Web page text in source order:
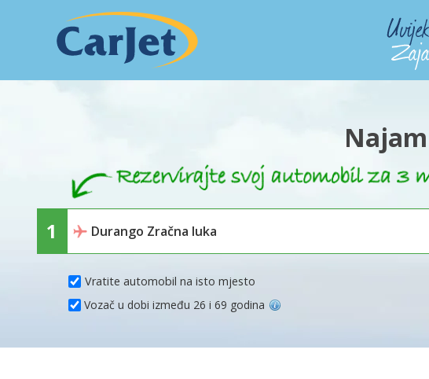
Vratite automobil na isto mjesto
Vozač u dobi između 26 i 69 godina